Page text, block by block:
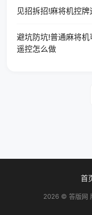
见招拆招!麻将机控
避坑防坑!普通麻将
遥控怎么做
首
2026 © 答版网